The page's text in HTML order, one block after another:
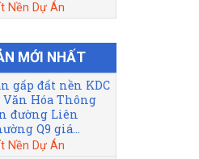
Nền Dự Án
MỚI NHẤT
gấp đất nền KDC
Văn Hóa Thông
đường Liên
Q9 giá...
Nền Dự Án